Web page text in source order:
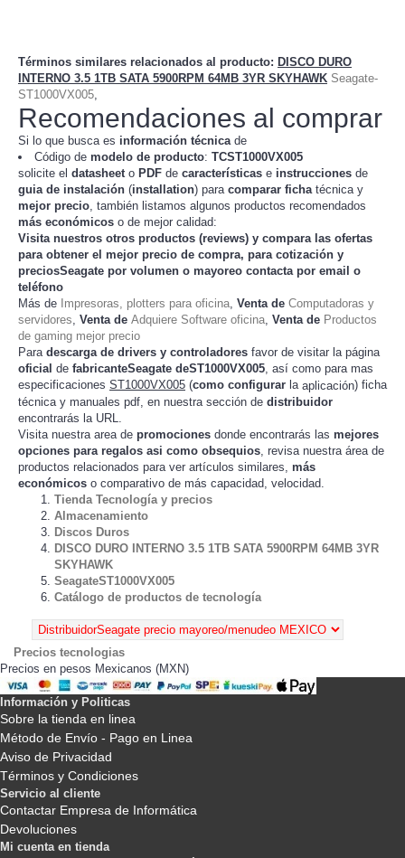
Términos similares relacionados al producto: DISCO DURO
INTERNO 3.5 1TB SATA 5900RPM 64MB 3YR SKYHAWK Seagate-
ST1000VX005,
Recomendaciones al comprar
Si lo que busca es información técnicade
Código de modelo de producto: TCST1000VX005
solicite el datasheeto PDF de características e instrucciones de
guia de instalación (installation) para comparar fichatécnica y
mejor precio, también listamos algunos productos recomendados
más económicos o de mejor calidad:
Visita nuestros otros productos (reviews) y compara las ofertas
para obtener el mejor precio de compra, para cotización y
preciosSeagate por volumen o mayoreo contacta por email o
teléfono
Más de Impresoras, plotters para oficina, Venta de Computadoras y
servidores, Venta de Adquiere Software oficina, Venta de Productos
de gaming mejor precio
Para descarga de drivers y controladores favor de visitar la página
oficial de fabricanteSeagate deST1000VX005, así como para mas
especificaciones ST1000VX005 (como configurar la aplicación) ficha
técnica y manuales pdf, en nuestra sección de distribuidor
encontrarás la URL.
Visita nuestra area de promociones donde encontrarás las mejores
opciones para regalos asi como obsequios , revisa nuestra área de
productos relacionados para ver artículos similares más
económicos o comparativo de más capacidad, velocidad.
Tienda Tecnología y precios
Almacenamiento
Discos Duros
DISCO DURO INTERNO 3.5 1TB SATA 5900RPM 64MB 3YR
SKYHAWK
SeagateST1000VX005
Catálogo de productos de tecnología
Precios tecnologias
Precios en pesos Mexicanos (MXN)
Información y Politicas
Sobre la tienda en linea
Método de Envío - Pago en Linea
Aviso de Privacidad
Términos y Condiciones
Servicio al cliente
Contactar Empresa de Informática
Devoluciones
Mi cuenta en tienda